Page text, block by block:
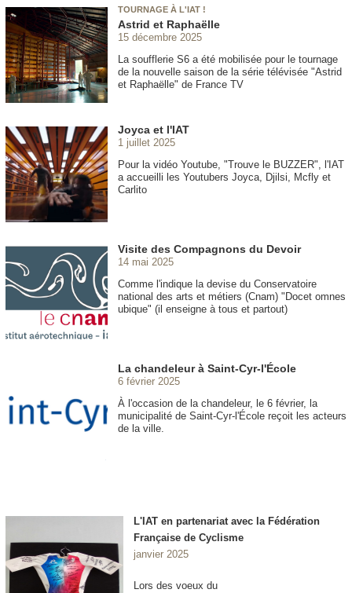
TOURNAGE À L'IAT !
Astrid et Raphaëlle
15 décembre 2025
La soufflerie S6 a été mobilisée pour le tournage
de la nouvelle saison de la série télévisée "Astrid
et Raphaëlle" de France TV
Joyca et l'IAT
1 juillet 2025
Pour la vidéo Youtube, "Trouve le BUZZER", l'IAT
a accueilli les Youtubers Joyca, Djilsi, Mcfly et
Carlito
Visite des Compagnons du Devoir
14 mai 2025
Comme l'indique la devise du Conservatoire
national des arts et métiers (Cnam) "Docet omnes
ubique" (il enseigne à tous et partout)
La chandeleur à Saint-Cyr-l'École
6 février 2025
À l'occasion de la chandeleur, le 6 février, la
municipalité de Saint-Cyr-l'École reçoit les acteurs
de la ville.
L'IAT en partenariat avec la Fédération
Française de Cyclisme
janvier 2025
Lors des voeux du